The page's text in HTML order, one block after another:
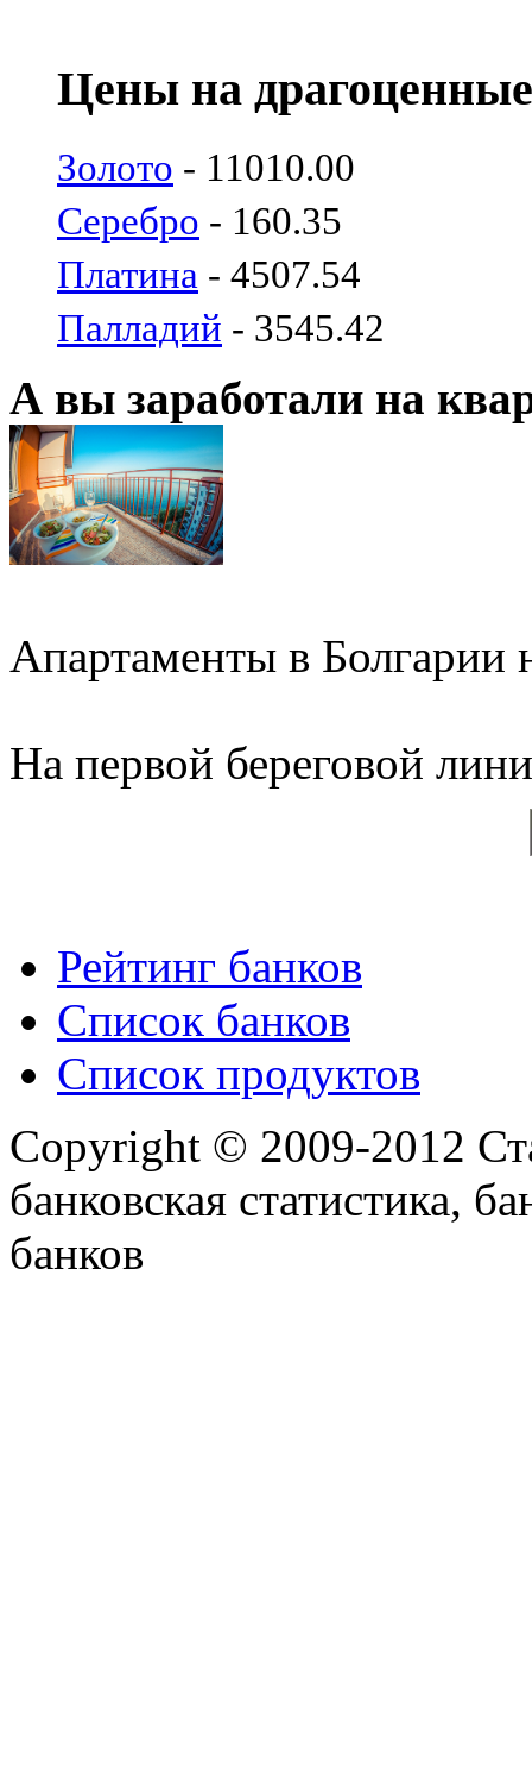
Цены на
Золото - 11010.00
Серебро - 160.35
Платина - 4507.54
Палладий - 3545.42
А вы заработали на
Апартаменты в Болгарии
На первой береговой
Рейтинг банков
Список банков
Список продуктов
Copyright © 2009-2012
банковская статистика,
банков